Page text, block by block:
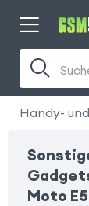
Handy-
Moto